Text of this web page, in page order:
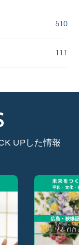
510
111
UPした情報